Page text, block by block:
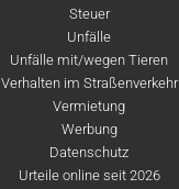
Steuer
Unfälle
Unfälle mit/wegen Tieren
Verhalten im Straßenverkehr
Vermietung
Werbung
Datenschutz
Urteile online seit 2026